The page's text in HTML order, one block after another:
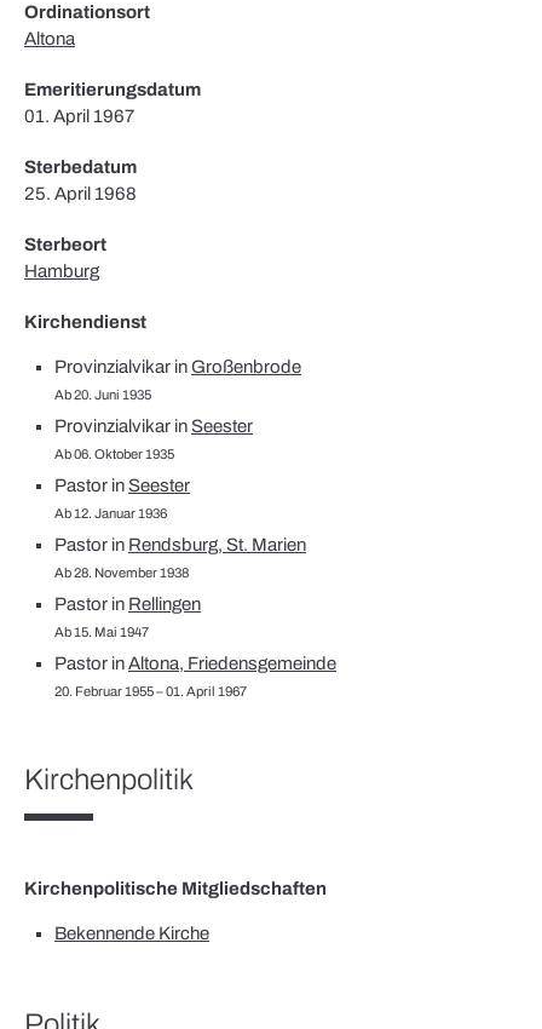
Ordinationsort
Altona
Emeritierungsdatum
01. April 1967
Sterbedatum
25. April 1968
Sterbeort
Hamburg
Kirchendienst
Provinzialvikar inGroßenbrode
Ab 20. Juni 1935
Provinzialvikar inSeester
Ab 06. Oktober 1935
Pastor inSeester
Ab 12. Januar 1936
Pastor in Rendsburg, St. Marien
Ab 28. November 1938
Pastor in Rellingen
Ab 15. Mai 1947
Pastor inAltona, Friedensgemeinde
20. Februar 1955 – 01. April 1967
Kirchenpolitik
Kirchenpolitische Mitgliedschaften
Bekennende Kirche